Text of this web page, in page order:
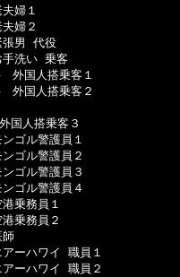
１
婦２
男 代役
い 乗客
人搭乗客１
人搭乗客２
乗客３
ル警護員１
ル警護員２
ゴル警護員３
ル警護員４
務員１
務員２
ワイ 職員１
ワイ 職員２